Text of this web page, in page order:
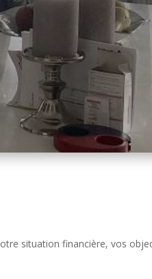
situation financière, vos